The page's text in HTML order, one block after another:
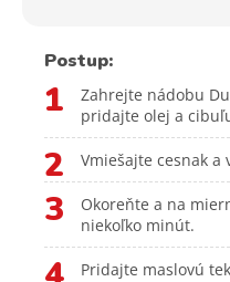
Postup:
1
Zahrejte nádobu
pridajte olej a
2 Vmiešajte cesnak
3
Okoreňte a na
niekoľko minút.
Pridajte maslovú